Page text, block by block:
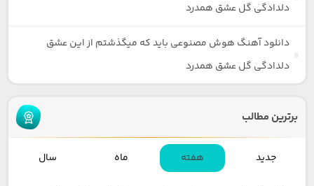
دلدادگی گل عشق همدرد
دانلود آهنگ هوش مصنوعی باید که میگذشتم از این عشق
دلدادگی گل عشق همدرد
برترین مطالب
جدید هفته ماه سال